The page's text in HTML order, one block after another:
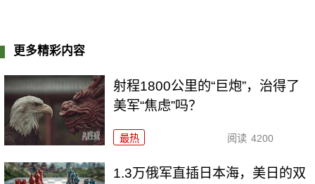
更多精彩内容
射程1800公里的“巨炮”，治得了
美军“焦虑”吗？
最热 阅读 4200
1.3万俄军直插日本海，美日的双